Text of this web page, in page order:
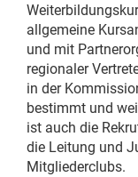
allgemeine
und mit
regionaler
in der
bestimmt und
ist auch die
die Leitung und
Mitgliederclubs.